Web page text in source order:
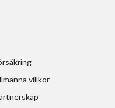
villkor